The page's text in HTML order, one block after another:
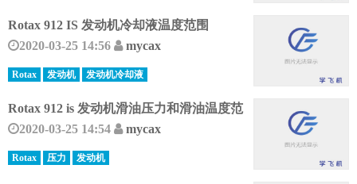
Rotax 912 IS 发动机冷却液温度范围
2020-03-25 14:56
mycax
Rotax 发动机 发动机冷却液
Rotax 912 is 发动机滑油压力和滑油温度范
2020-03-25 14:54
mycax
Rotax 压力 发动机